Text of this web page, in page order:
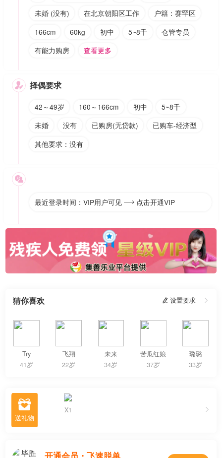
未婚 (没有)
在北京朝阳区工作
户籍：赛罕区
166cm
60kg 初中 5~8千
仓管专员
有能力购房
查看更多
 择偶要求
42～49岁 160～166cm 初中
5~8千
未婚
没有 已购房(无贷款)
已购车-经济型
其他要求：没有

最近登录时间：VIP用户可见  点击开通VIP
猜你喜欢  设置要求 
Try
41岁
飞翔
22岁
未来
34岁
苦瓜红娘
37岁
璐璐
33岁
 X1